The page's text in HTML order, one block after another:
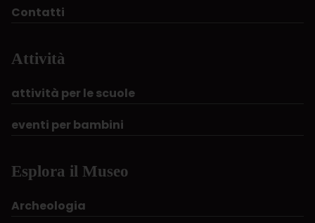
Contatti
Attività
attività per le scuole
eventi per bambini
Esplora il Museo
Archeologia